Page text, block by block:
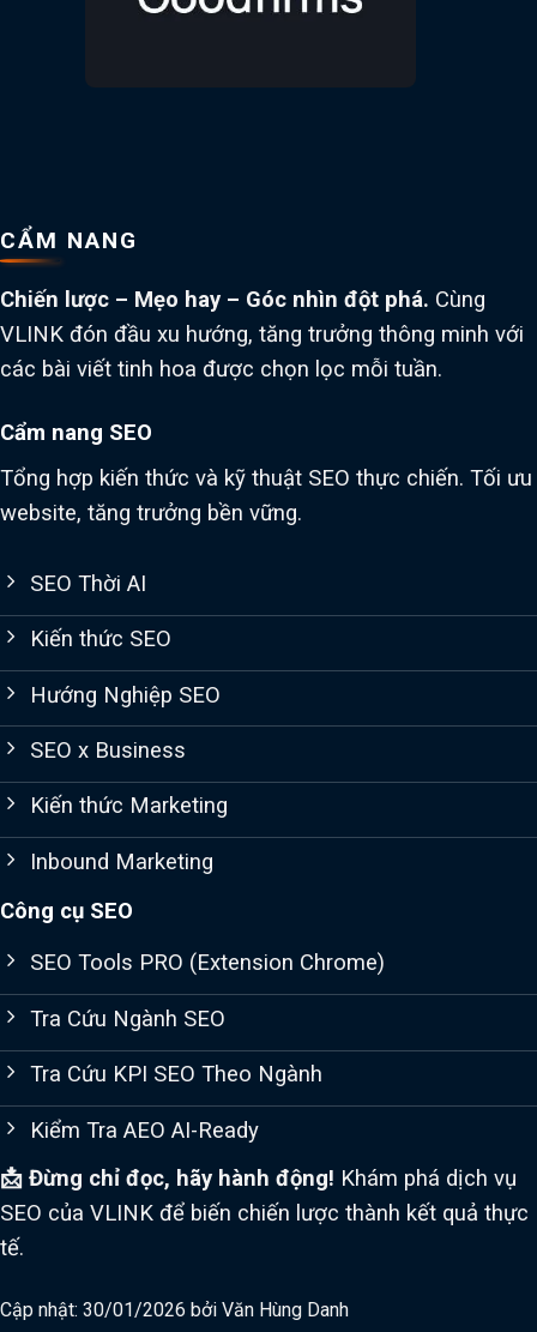
CẨM NANG
Chiến lược – Mẹo hay – Góc nhìn đột phá. Cùng
VLINK đón đầu xu hướng, tăng trưởng thông minh với
các bài viết tinh hoa được chọn lọc mỗi tuần.
Cẩm nang SEO
Tổng hợp kiến thức và kỹ thuật SEO thực chiến. Tối ưu
website, tăng trưởng bền vững.
SEO Thời AI
Kiến thức SEO
Hướng Nghiệp SEO
SEO x Business
Kiến thức Marketing
Inbound Marketing
Công cụ SEO
SEO Tools PRO (Extension Chrome)
Tra Cứu Ngành SEO
Tra Cứu KPI SEO Theo Ngành
Kiểm Tra AEO AI-Ready
📩 Đừng chỉ đọc, hãy hành động! Khám phá dịch vụ
SEO của VLINK để biến chiến lược thành kết quả thực
tế.
Cập nhật: 30/01/2026 bởi Văn Hùng Danh